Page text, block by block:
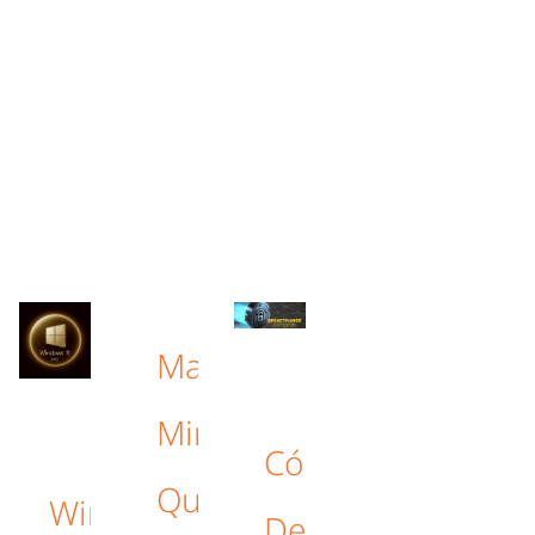
Windows
Mac
Mini:
Qué
Cómo